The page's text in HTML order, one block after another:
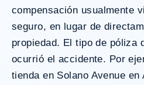
compensación usualmente
seguro, en lugar de
propiedad. El tipo de póliza
ocurrió el accidente. Por
tienda en Solano Avenue